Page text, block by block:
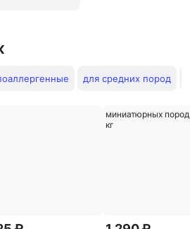
для средних пород